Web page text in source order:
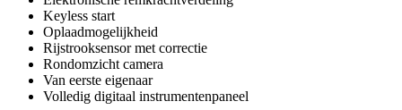
Keyless start
Oplaadmogelijkheid
Rijstrooksensor met correctie
Rondomzicht camera
Van eerste eigenaar
Volledig digitaal instrumentenpaneel